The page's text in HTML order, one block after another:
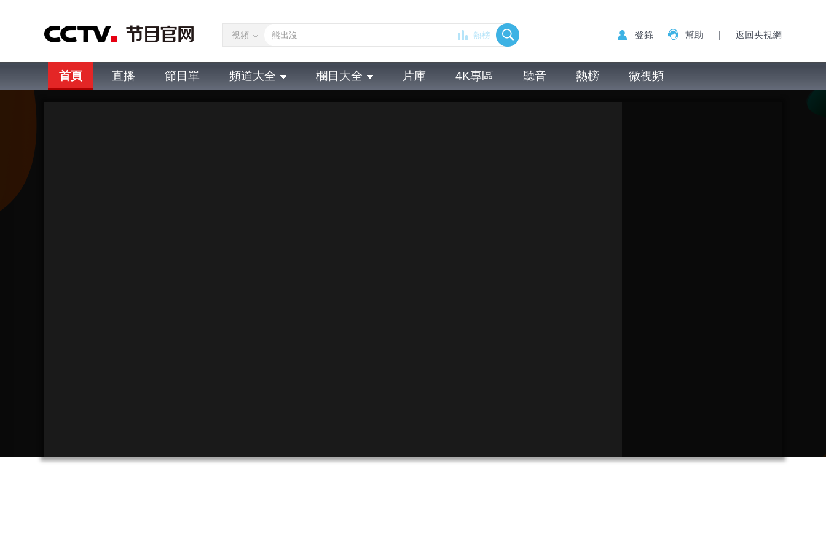
視頻 熱榜 登錄 幫助 | 返回央視網
首頁 直播 節目單 頻道大全 欄目大全 片庫 4K專區 聽音 熱榜 微視頻